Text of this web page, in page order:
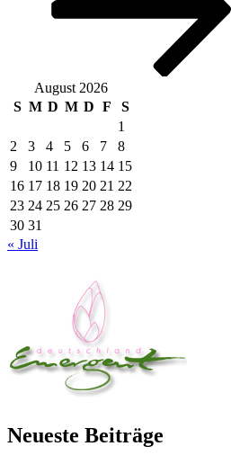
August 2026
S M D M D F
S
1
2
3 4 5 6 7
8
9
10 11 12 13 14 15
16 17 18 19 20 21 22
23 24 25 26 27 28 29
30 31
« Juli
Neueste Beiträge